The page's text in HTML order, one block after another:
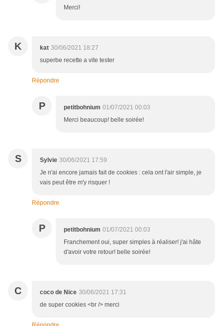
Merci!
K kat 30/06/2021 18:27
superbe recette a vite tester
Répondre
P petitbohnium 01/07/2021 00:03
Merci beaucoup! belle soirée!
S Sylvie 30/06/2021 17:59
Je n'ai encore jamais fait de cookies : cela ont l'air simple, je
vais peut être m'y risquer !
Répondre
P petitbohnium 01/07/2021 00:03
Franchement oui, super simples à réaliser! j'ai hâte
d'avoir votre retour! belle soirée!
C coco de Nice 30/06/2021 17:31
de super cookies <br /> merci